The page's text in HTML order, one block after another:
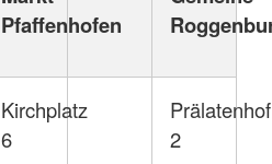
Pfaffenhofen
Kirchplatz
6
Prälatenhof
2